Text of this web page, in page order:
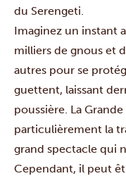
du Serengeti.
Imaginez un instant
milliers de gnous et
autres pour se
guettent, laissant
poussière. La
particulièrement la
grand spectacle qui
Cependant, il peut